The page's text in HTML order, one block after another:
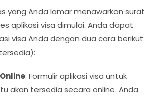
yang Anda lamar menawarkan surat
aplikasi visa dimulai. Anda dapat
visa Anda dengan dua cara berikut
: Formulir aplikasi visa untuk
akan tersedia secara online. Anda